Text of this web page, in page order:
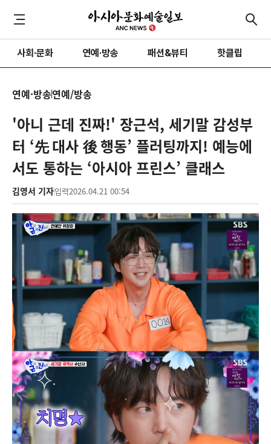
사회·문화 연예·방송 패션&뷰티 핫클립
연예·방송연예/방송
'아니 근데 진짜!' 장근석, 세기말 감성부
터 ‘先 대사 後 행동’ 플러팅까지! 예능에
서도 통하는 ‘아시아 프린스’ 클래스
김영서 기자입력2026.04.21 00:54